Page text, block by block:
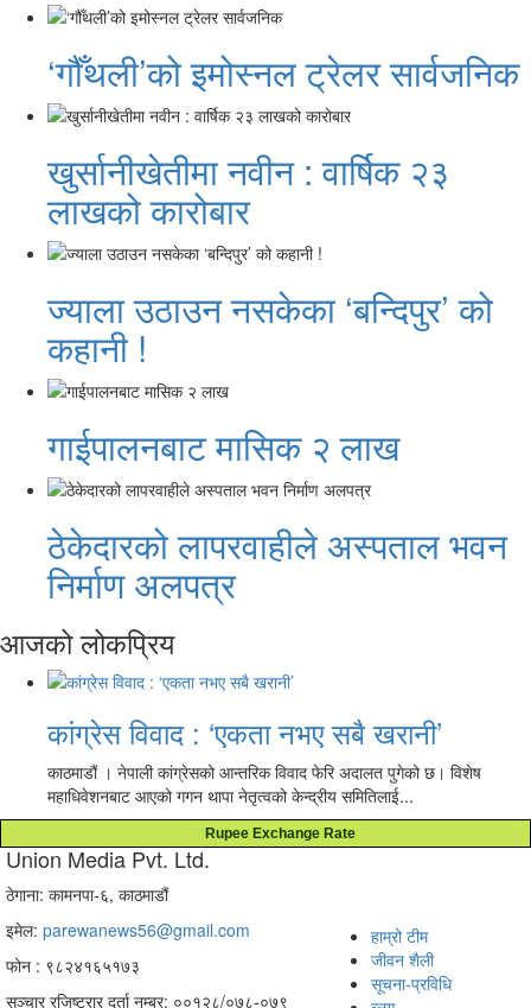
‘गौँथली’को इमोस्नल ट्रेलर सार्वजनिक
खुर्सानीखेतीमा नवीन : वार्षिक २३
लाखको कारोबार
ज्याला उठाउन नसकेका ‘बन्दिपुर’ को
कहानी !
गाईपालनबाट मासिक २ लाख
ठेकेदारको लापरवाहीले अस्पताल भवन
निर्माण अलपत्र
आजको लोकप्रिय
कांग्रेस विवाद : ‘एकता नभए सबै खरानी’
काठमाडौं । नेपाली कांग्रेसको आन्तरिक विवाद फेरि अदालत पुगेको छ। विशेष
महाधिवेशनबाट आएको गगन थापा नेतृत्वको केन्द्रीय समितिलाई...
Rupee Exchange Rate
Union Media Pvt. Ltd.
ठेगाना: कामनपा-६, काठमाडौं
इमेल: parewanews56@gmail.com
फोन : ९८२४१६५१७३
सञ्चार रजिष्ट्रार दर्ता नम्बर: ००१२८/०७८-०७९
हाम्रो टीम
जीवन शैली
सूचना-प्रविधि